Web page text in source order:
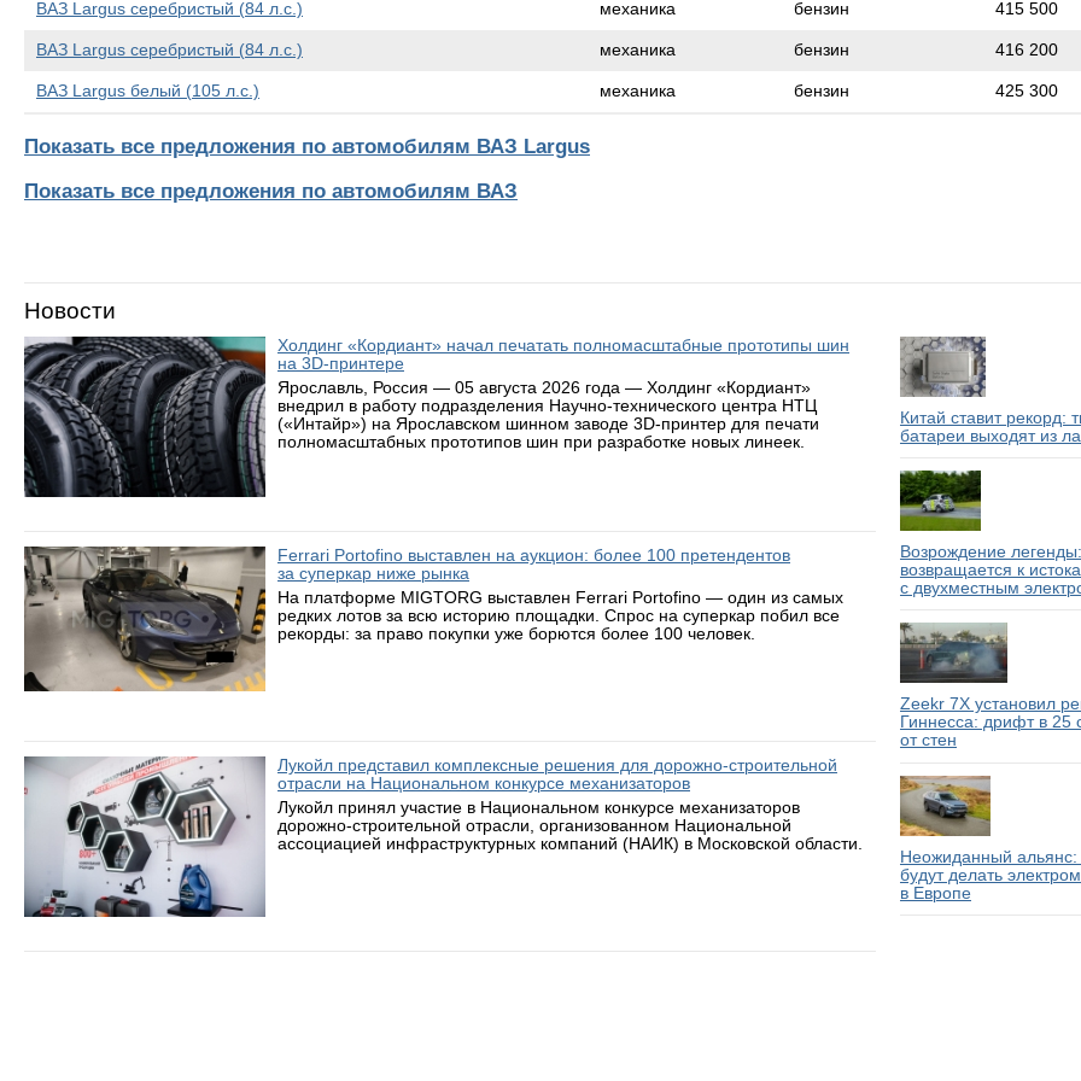
ВАЗ Largus серебристый (84 л.с.) механика бензин 415 500
ВАЗ Largus серебристый (84 л.с.) механика бензин 416 200
ВАЗ Largus белый (105 л.с.) механика бензин 425 300
Показать все предложения по автомобилям ВАЗ Largus
Показать все предложения по автомобилям ВАЗ
Новости
Холдинг «Кордиант» начал печатать полномасштабные прототипы шин
на 3D-принтере
Ярославль, Россия — 05 августа 2026 года — Холдинг «Кордиант»
внедрил в работу подразделения Научно-технического центра НТЦ
(«Интайр») на Ярославском шинном заводе 3D-принтер для печати
полномасштабных прототипов шин при разработке новых линеек.
Ferrari Portofino выставлен на аукцион: более 100 претендентов
за суперкар ниже рынка
На платформе MIGTORG выставлен Ferrari Portofino — один из самых
редких лотов за всю историю площадки. Спрос на суперкар побил все
рекорды: за право покупки уже борются более 100 человек.
Лукойл представил комплексные решения для дорожно-строительной
отрасли на Национальном конкурсе механизаторов
Лукойл принял участие в Национальном конкурсе механизаторов
дорожно-строительной отрасли, организованном Национальной
ассоциацией инфраструктурных компаний (НАИК) в Московской области.
Китай ставит рекорд:
батареи выходят из
Возрождение
возвращается к
с двухместным
Zeekr 7X установил
Гиннесса: дрифт в 25
от стен
Неожиданный
будут делать
в Европе